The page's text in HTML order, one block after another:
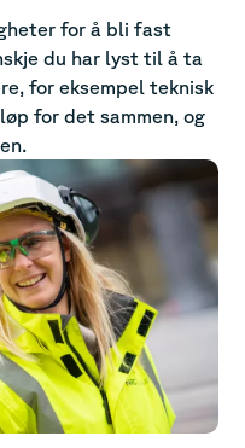
for å bli fast
du har lyst til å ta
for eksempel teknisk
for det sammen, og